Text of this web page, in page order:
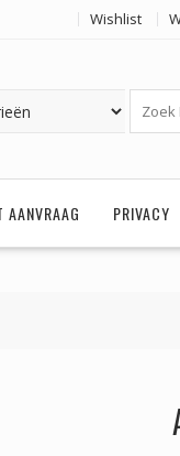
Wishlist
AANVRAAG PRIVACY